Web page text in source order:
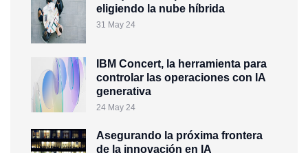
eligiendo la nube híbrida
31 May 24
IBM Concert, la herramienta para
controlar las operaciones con IA
generativa
24 May 24
Asegurando la próxima frontera
de la innovación en IA